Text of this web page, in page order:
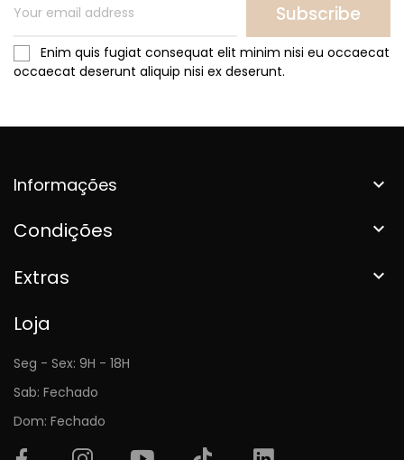
Subscribe
Enim quis fugiat consequat elit minim nisi eu occaecat
occaecat deserunt aliquip nisi ex deserunt.
Informações 
Condições 
Extras 
Loja
Seg - Sex: 9H - 18H
Sab: Fechado
Dom: Fechado